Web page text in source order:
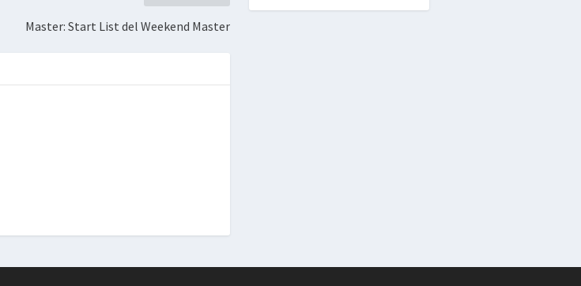
Master: Start List del Weekend Master